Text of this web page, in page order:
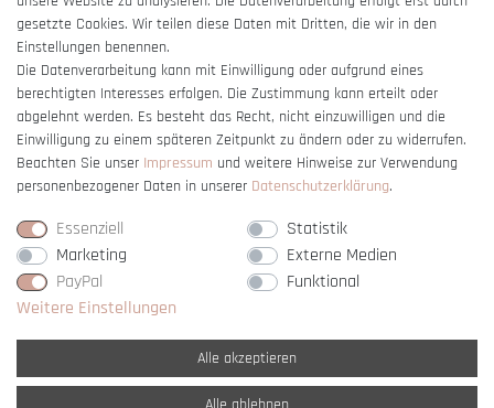
Vertrag widerrufen
gesetzte Cookies. Wir teilen diese Daten mit Dritten, die wir in den
Einstellungen benennen.
Die Datenverarbeitung kann mit Einwilligung oder aufgrund eines
berechtigten Interesses erfolgen. Die Zustimmung kann erteilt oder
abgelehnt werden. Es besteht das Recht, nicht einzuwilligen und die
Einwilligung zu einem späteren Zeitpunkt zu ändern oder zu widerrufen.
Beachten Sie unser Impressum und weitere Hinweise zur Verwendung
personenbezogener Daten in unserer Daten­schutz­erklärung.
Essenziell
Statistik
Marketing
Externe Medien
PayPal
Funktional
Weitere Einstellungen
Alle akzeptieren